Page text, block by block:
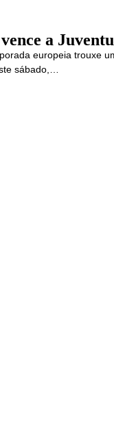
a
europeia trouxe
sábado,…